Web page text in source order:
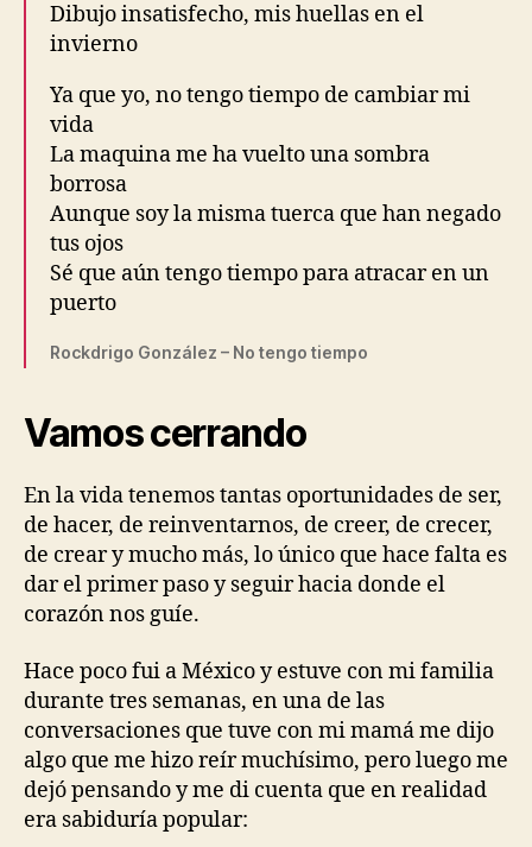
Dibujo insatisfecho, mis huellas en el
invierno
Ya que yo, no tengo tiempo de cambiar mi
vida
La maquina me ha vuelto una sombra
borrosa
Aunque soy la misma tuerca que han negado
tus ojos
Sé que aún tengo tiempo para atracar en un
puerto
Rockdrigo González – No tengo tiempo
Vamos cerrando
En la vida tenemos tantas oportunidades de ser,
de hacer, de reinventarnos, de creer, de crecer,
de crear y mucho más, lo único que hace falta es
dar el primer paso y seguir hacia donde el
corazón nos guíe.
Hace poco fui a México y estuve con mi familia
durante tres semanas, en una de las
conversaciones que tuve con mi mamá me dijo
algo que me hizo reír muchísimo, pero luego me
dejó pensando y me di cuenta que en realidad
era sabiduría popular: